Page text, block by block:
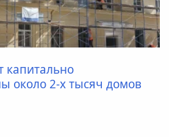
капитально
около 2-х тысяч домов